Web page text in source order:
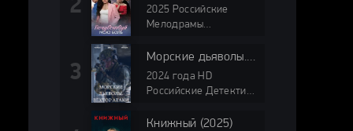
2025 Российские
Мелодрамы
сериалы HD
Морские дьяволы. Вектор атаки (2024)
2024 года HD
Российские Детектив
НТВ
Книжный (2025)